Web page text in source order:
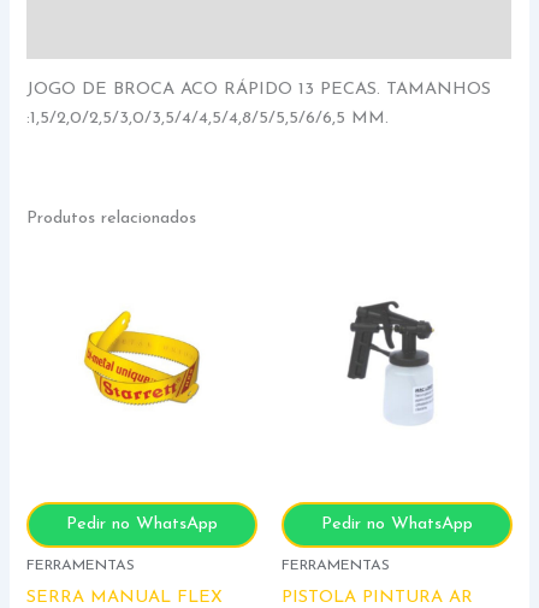
JOGO DE BROCA ACO RÁPIDO 13 PECAS. TAMANHOS
:1,5/2,0/2,5/3,0/3,5/4/4,5/4,8/5/5,5/6/6,5 MM.
Produtos relacionados
Pedir no WhatsApp
FERRAMENTAS
SERRA MANUAL FLEX
Pedir no WhatsApp
FERRAMENTAS
PISTOLA PINTURA AR